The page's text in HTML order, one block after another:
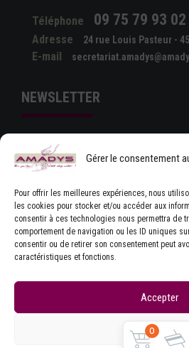
Gérer le consentement
Pour offrir les meilleures expériences, nous
les cookies pour stocker et/ou accéder aux
consentir à ces technologies nous permettra de
comportement de navigation ou les ID uniques
consentir ou de retirer son consentement peut
caractéristiques et fonctions.
Accepter
Refuser
Téléphone 09 75 79 93 02
Adresse 24 rue Louis Pasteur -
E-mail
NEWSLETTER
J'ACCEPTE LES CONDITIONS
D'UTILISATION
Mentions légales
0